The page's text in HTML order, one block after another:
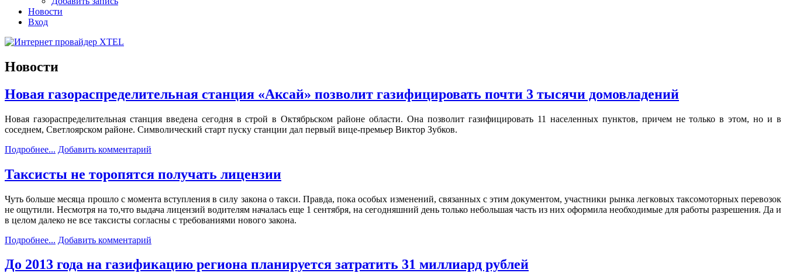
Новости
Вход
Новости
Новая газораспределительная станция «Аксай» позволит газифицировать почти 3 тысячи домовладений
Новая газораспределительная станция введена сегодня в строй в Октябрьском районе области. Она позволит газифицировать 11 населенных пунктов, причем не только в этом, но и в
соседнем, Светлоярском районе. Символический старт пуску станции дал первый вице-премьер Виктор Зубков.
Подробнее... Добавить комментарий
Таксисты не торопятся получать лицензии
Чуть больше месяца прошло с момента вступления в силу закона о такси. Правда, пока особых изменений, связанных с этим документом, участники рынка легковых таксомоторных перевозок
не ощутили. Несмотря на то,что выдача лицензий водителям началась еще 1 сентября, на сегодняшний день только небольшая часть из них оформила необходимые для работы разрешения. Да и
в целом далеко не все таксисты согласны с требованиями нового закона.
Подробнее... Добавить комментарий
До 2013 года на газификацию региона планируется затратить 31 миллиард рублей